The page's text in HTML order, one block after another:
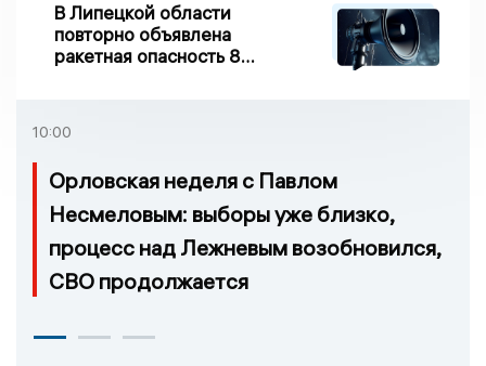
В Липецкой области
повторно объявлена
ракетная опасность 8
10:00
Орловская неделя с Павлом
Несмеловым: выборы уже близко,
процесс над Лежневым возобновился,
СВО продолжается